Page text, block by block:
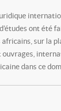
ont été
sur la
dans ce